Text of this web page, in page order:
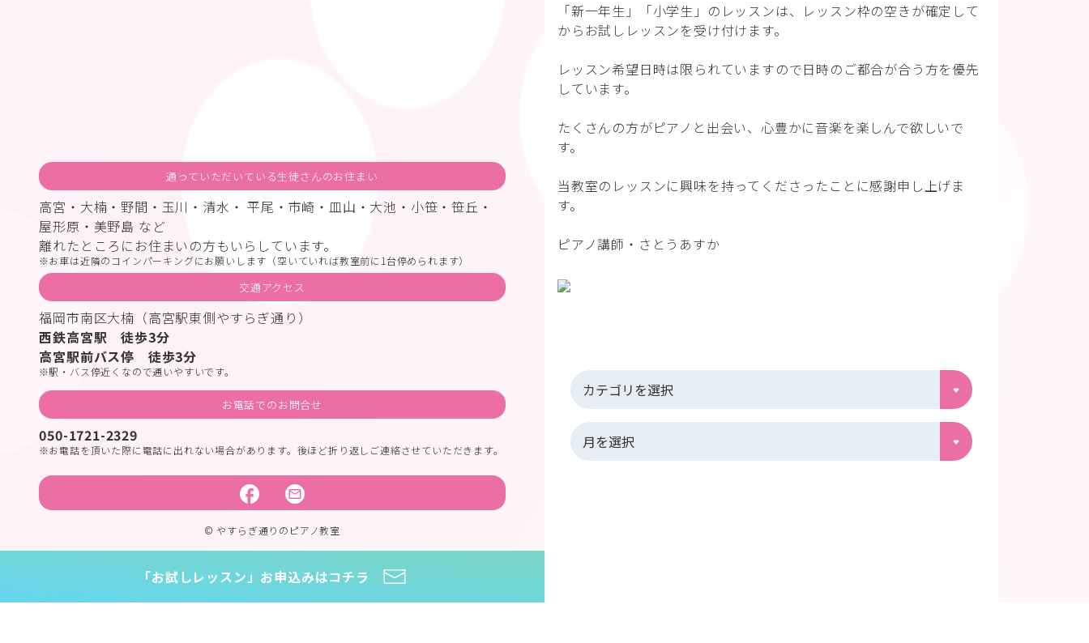
「新一年生」「小学生」のレッスンは、レッスン枠の空きが確定して
からお試しレッスンを受け付けます。
レッスン希望日時は限られていますので日時のご都合が合う方を優先
しています。
たくさんの方がピアノと出会い、心豊かに音楽を楽しんで欲しいで
す。
当教室のレッスンに興味を持ってくださったことに感謝申し上げま
す。
ピアノ講師・さとうあすか
通っていただいている生徒さんのお住まい
高宮・大楠・野間・玉川・清水・ 平尾・市崎・皿山・大池・小笹・笹丘・
屋形原・美野島 など
離れたところにお住まいの方もいらしています。
お車は近隣のコインパーキングにお願いします（空いていれば教室前に1台停められます）
交通アクセス
福岡市南区大楠（高宮駅東側やすらぎ通り）
西鉄高宮駅 徒歩3分
高宮駅前バス停 徒歩3分
駅・バス停近くなので通いやすいです。
お電話でのお問合せ
050-1721-2329
お電話を頂いた際に電話に出れない場合があります。後ほど折り返しご連絡させていただきます。
© やすらぎ通りのピアノ教室
「お試しレッスン」お申込みはコチラ